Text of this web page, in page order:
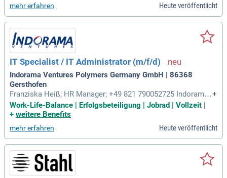
elt?
mehr erfahren Heute veröffentlicht
IT Specialist / IT Administrator (m/f/d)
Indorama Ventures Polymers Germany GmbH | 86368
Gersthofen
Franziska Heiß; HR Manager; +49 821 790052725 Indorama
Ventures Polymers Germany GmbH; Ludwig-Herrmann-Straß
e 100; 86368 Gersthofen; Germany; https://beta.indoramave
+
Work-Life-Balance | Erfolgsbeteiligung | Jobrad | Vollzeit |
+ weitere Benefits
mehr erfahren Heute veröffentlicht